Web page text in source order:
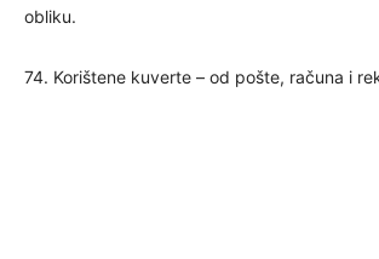
obliku.
74. Korištene kuverte – od pošte, računa i